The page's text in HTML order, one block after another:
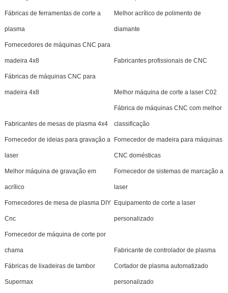
Fábricas de ferramentas de corte a
plasma
Melhor acrílico de polimento de
diamante
Fornecedores de máquinas CNC para
madeira 4x8 Fabricantes profissionais de CNC
Fábricas de máquinas CNC para
madeira 4x8 Melhor máquina de corte a laser C02
Fabricantes de mesas de plasma 4x4
Fábrica de máquinas CNC com melhor
classificação
Fornecedor de ideias para gravação a
laser
Fornecedor de madeira para máquinas
CNC domésticas
Melhor máquina de gravação em
acrílico
Fornecedor de sistemas de marcação a
laser
Fornecedores de mesa de plasma DIY
Cnc
Equipamento de corte a laser
personalizado
Fornecedor de máquina de corte por
chama Fabricante de controlador de plasma
Fábricas de lixadeiras de tambor
Supermax
Cortador de plasma automatizado
personalizado